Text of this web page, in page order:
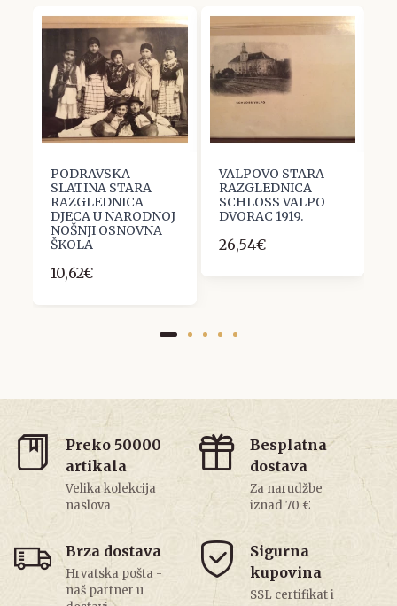
PODRAVSKA
SLATINA STARA
RAZGLEDNICA
DJECA U NARODNOJ
NOŠNJI OSNOVNA
ŠKOLA
10,62€
VALPOVO STARA
RAZGLEDNICA
SCHLOSS VALPO
DVORAC 1919.
26,54€
Preko 50000
artikala
Velika kolekcija
naslova
Besplatna
dostava
Za narudžbe
iznad 70 €
Brza dostava
Hrvatska pošta -
naš partner u
Sigurna
kupovina
SSL certifikat i